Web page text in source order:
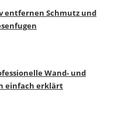
entfernen Schmutz und
Wand- und
einfach erklärt